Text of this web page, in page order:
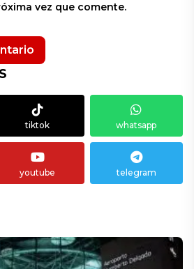
vez que comente.
tiktok whatsapp
youtube telegram